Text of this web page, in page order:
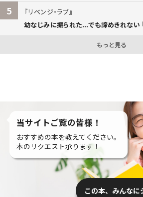
5
リベンジ・ラブ
幼なじみに振られた...でも諦めきれない
もっと見る
当サイトご覧の皆様！
おすすめの本を教えてください。
本のリクエスト承ります！
この本、みんな